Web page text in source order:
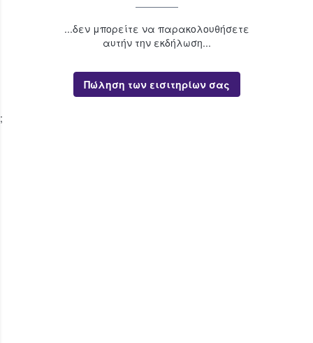
...δεν μπορείτε να παρακολουθήσετε
αυτήν την εκδήλωση...
Πώληση των εισιτηρίων σας
;